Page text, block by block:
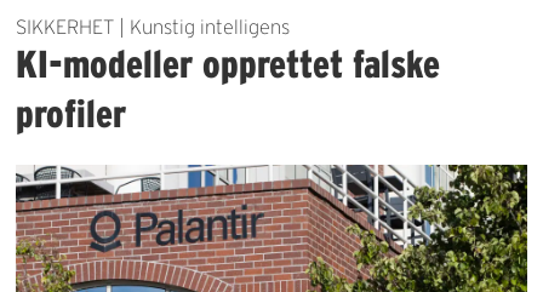
SIKKERHET | Kunstig intelligens
KI-modeller opprettet falske
profiler